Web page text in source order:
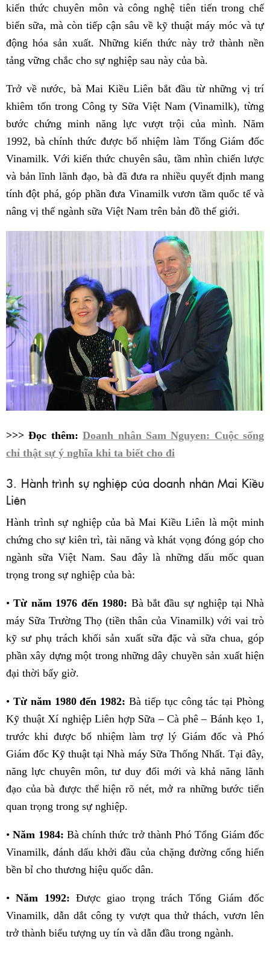
kiến thức chuyên môn và công nghệ tiên tiến trong chế
biến sữa, mà còn tiếp cận sâu về kỹ thuật máy móc và tự
động hóa sản xuất. Những kiến thức này trở thành nền
tảng vững chắc cho sự nghiệp sau này của bà.
Trở về nước, bà Mai Kiều Liên bắt đầu từ những vị trí
khiêm tốn trong Công ty Sữa Việt Nam (Vinamilk), từng
bước chứng minh năng lực vượt trội của mình. Năm
1992, bà chính thức được bổ nhiệm làm Tổng Giám đốc
Vinamilk. Với kiến thức chuyên sâu, tầm nhìn chiến lược
và bản lĩnh lãnh đạo, bà đã đưa ra nhiều quyết định mang
tính đột phá, góp phần đưa Vinamilk vươn tầm quốc tế và
nâng vị thế ngành sữa Việt Nam trên bản đồ thế giới.
>>> Đọc thêm:Doanh nhân Sam Nguyen: Cuộc sống
chỉ thật sự ý nghĩa khi ta biết cho đi
3. Hành trình sự nghiệp của doanh nhân Mai Kiều
Liên
Hành trình sự nghiệp của bà Mai Kiều Liên là một minh
chứng cho sự kiên trì, tài năng và khát vọng đóng góp cho
ngành sữa Việt Nam. Sau đây là những dấu mốc quan
trọng trong sự nghiệp của bà:
•Từ năm 1976 đến 1980: Bà bắt đầu sự nghiệp tại Nhà
máy Sữa Trường Thọ (tiền thân của Vinamilk) với vai trò
kỹ sư phụ trách khối sản xuất sữa đặc và sữa chua, góp
phần xây dựng một trong những dây chuyền sản xuất hiện
đại thời bấy giờ.
• Từ năm 1980 đến 1982: Bà tiếp tục công tác tại Phòng
Kỹ thuật Xí nghiệp Liên hợp Sữa – Cà phê – Bánh kẹo 1,
trước khi được bổ nhiệm làm trợ lý Giám đốc và Phó
Giám đốc Kỹ thuật tại Nhà máy Sữa Thống Nhất. Tại đây,
năng lực chuyên môn, tư duy đổi mới và khả năng lãnh
đạo của bà được thể hiện rõ nét, mở ra những bước tiến
quan trọng trong sự nghiệp.
•Năm 1984: Bà chính thức trở thành Phó Tổng Giám đốc
Vinamilk, đánh dấu khởi đầu của chặng đường cống hiến
bền bỉ cho thương hiệu quốc dân.
•Năm 1992: Được giao trọng trách Tổng Giám đốc
Vinamilk, dẫn dắt công ty vượt qua thử thách, vươn lên
trở thành biểu tượng uy tín và dẫn đầu trong ngành.